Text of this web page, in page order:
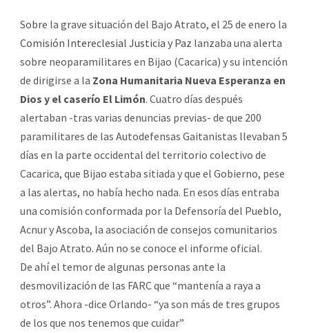
Sobre la grave situación del Bajo Atrato, el 25 de enero la
Comisión Intereclesial Justicia y Paz lanzaba una alerta
sobre neoparamilitares en Bijao (Cacarica) y su intención
de dirigirse a la Zona Humanitaria Nueva Esperanza en
Dios y el caserío El Limón. Cuatro días después
alertaban -tras varias denuncias previas- de que 200
paramilitares de las Autodefensas Gaitanistas llevaban 5
días en la parte occidental del territorio colectivo de
Cacarica, que Bijao estaba sitiada y que el Gobierno, pese
a las alertas, no había hecho nada. En esos días entraba
una comisión conformada por la Defensoría del Pueblo,
Acnur y Ascoba, la asociación de consejos comunitarios
del Bajo Atrato. Aún no se conoce el informe oficial.
De ahí el temor de algunas personas ante la
desmovilización de las FARC que “mantenía a raya a
otros”. Ahora -dice Orlando- “ya son más de tres grupos
de los que nos tenemos que cuidar”